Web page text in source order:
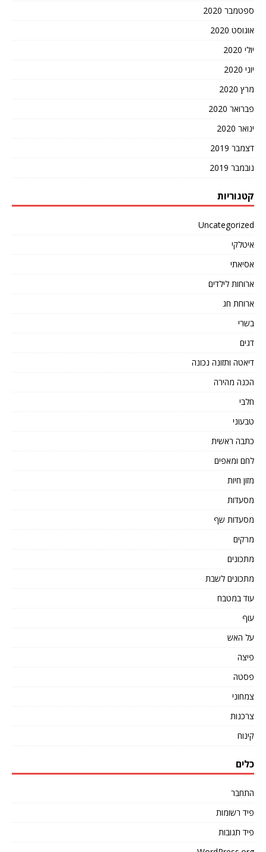
ספטמבר 2020
אוגוסט 2020
יולי 2020
יוני 2020
מרץ 2020
פברואר 2020
ינואר 2020
דצמבר 2019
נובמבר 2019
קטגוריות
Uncategorized
איטלקי
אסיאתי
ארוחות לילדים
ארוחת חג
בשרי
דגים
דיאטה ותזונה נכונה
הכנה מהירה
חלבי
טבעוני
כתבה ראשית
לחם ומאפים
מזון חיות
מסעדות
מסעדות שף
מרקים
מתכונים
מתכונים לשבת
עוד במטבח
עוף
על האש
פיצה
פסטה
צמחוני
צרכנות
קינוח
כלים
התחבר
פיד רשומות
פיד תגובות